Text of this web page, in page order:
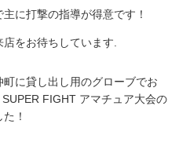
に打撃の指導が得意です！
をお待ちしています.
に貸し出し用のグローブでお
FIGHT アマチュア大会の
！